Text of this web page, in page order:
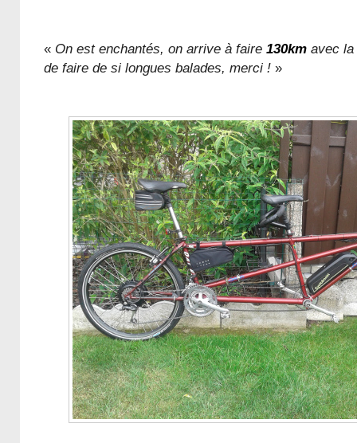
« On est enchantés, on arrive à faire 130km avec la
de faire de si longues balades, merci ! »